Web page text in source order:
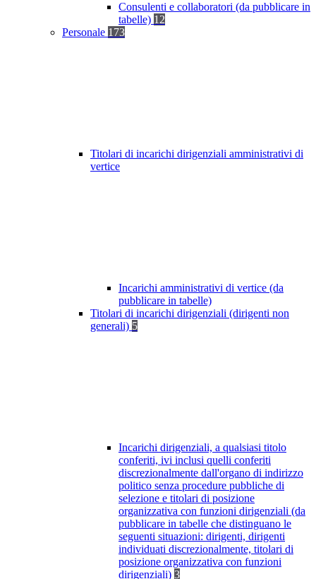
Consulenti e collaboratori (da pubblicare in
tabelle) 12
Personale 173
Titolari di incarichi dirigenziali amministrativi di
vertice
Incarichi amministrativi di vertice (da
pubblicare in tabelle)
Titolari di incarichi dirigenziali (dirigenti non
generali) 5
Incarichi dirigenziali, a qualsiasi titolo
conferiti, ivi inclusi quelli conferiti
discrezionalmente dall'organo di indirizzo
politico senza procedure pubbliche di
selezione e titolari di posizione
organizzativa con funzioni dirigenziali (da
pubblicare in tabelle che distinguano le
seguenti situazioni: dirigenti, dirigenti
individuati discrezionalmente, titolari di
posizione organizzativa con funzioni
dirigenziali) 3